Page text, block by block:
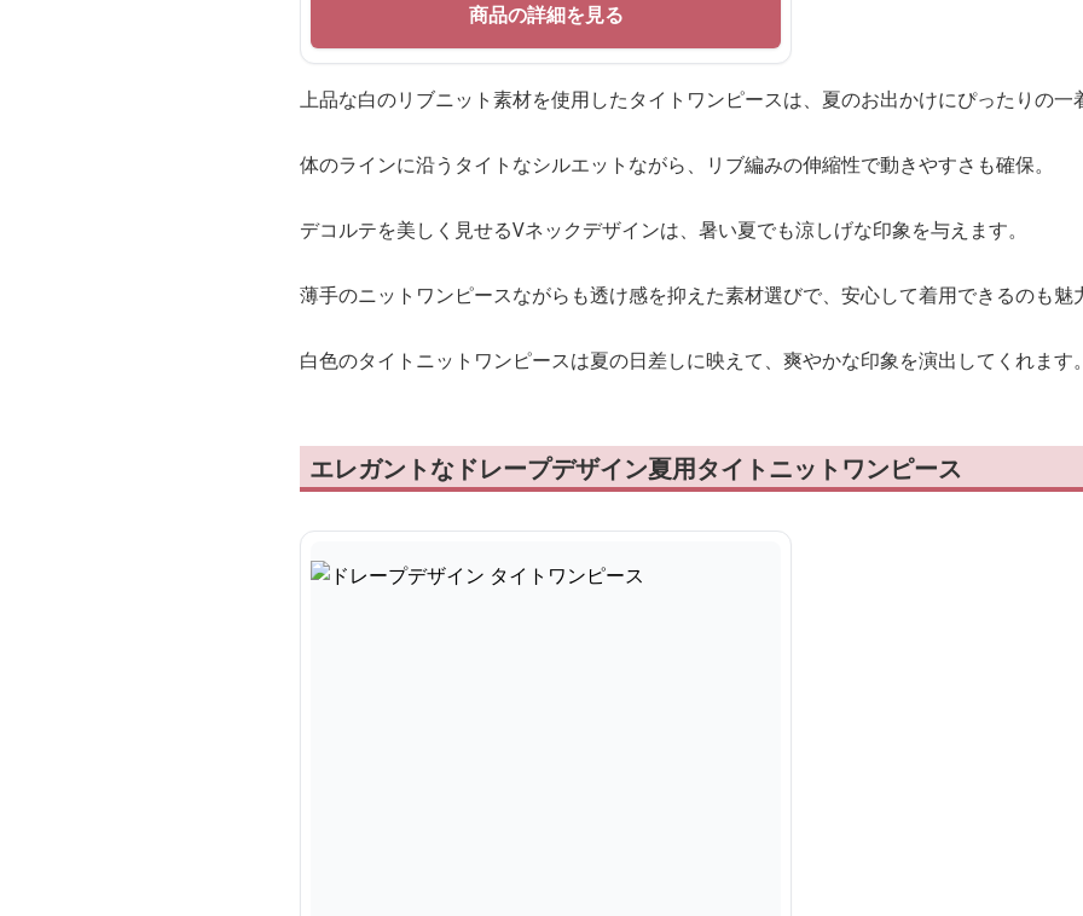
商品の詳細を見る
上品な白のリブニット素材を使用したタイトワンピースは、夏のお出かけにぴったりの一
体のラインに沿うタイトなシルエットながら、リブ編みの伸縮性で動きやすさも確保。
デコルテを美しく見せるVネックデザインは、暑い夏でも涼しげな印象を与えます。
薄手のニットワンピースながらも透け感を抑えた素材選びで、安心して着用できるのも魅
白色のタイトニットワンピースは夏の日差しに映えて、爽やかな印象を演出してくれます
エレガントなドレープデザイン夏用タイトニットワンピース